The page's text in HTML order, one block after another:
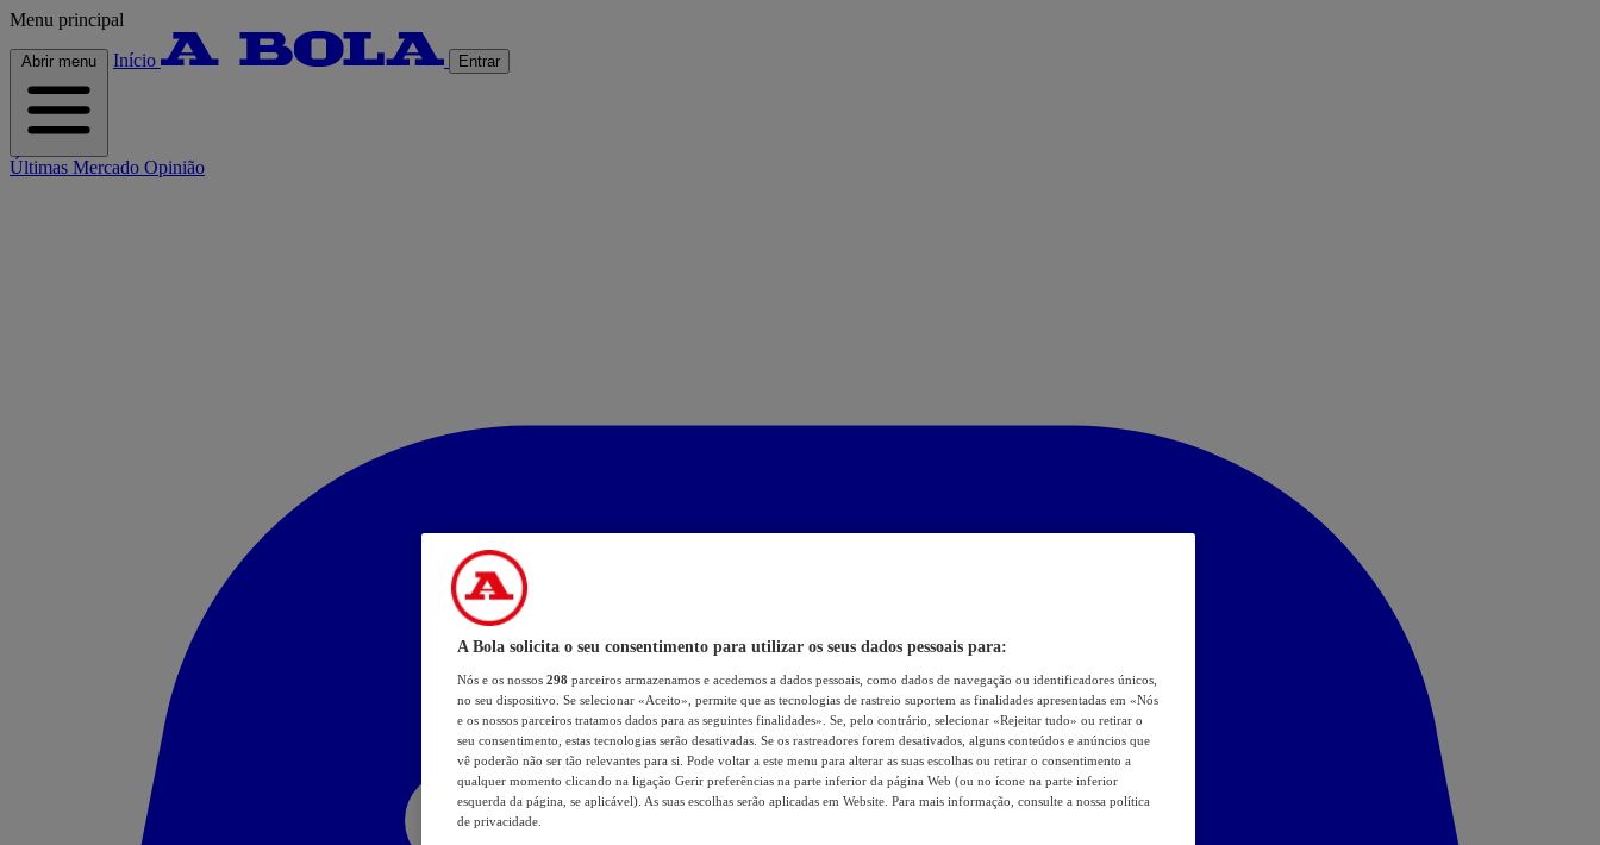
Menu principal
Abrir menu Início Entrar
Últimas Mercado Opinião
A Bola solicita o seu consentimento para utilizar os seus dados pessoais para:
Nós e os nossos 298 parceiros armazenamos e acedemos a dados pessoais, como dados de navegação ou identificadores únicos,
no seu dispositivo. Se selecionar «Aceito», permite que as tecnologias de rastreio suportem as finalidades apresentadas em «Nós
e os nossos parceiros tratamos dados para as seguintes finalidades». Se, pelo contrário, selecionar «Rejeitar tudo» ou retirar o
seu consentimento, estas tecnologias serão desativadas. Se os rastreadores forem desativados, alguns conteúdos e anúncios que
vê poderão não ser tão relevantes para si. Pode voltar a este menu para alterar as suas escolhas ou retirar o consentimento a
qualquer momento clicando na ligação Gerir preferências na parte inferior da página Web (ou no ícone na parte inferior
esquerda da página, se aplicável). As suas escolhas serão aplicadas em Website. Para mais informação, consulte a nossa política
de privacidade.